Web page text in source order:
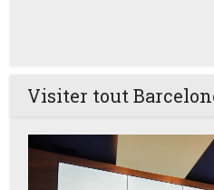
Visiter tout